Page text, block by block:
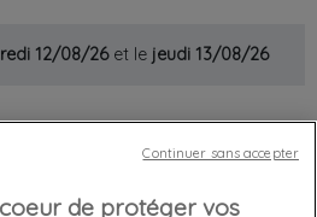
12/08/26et le jeudi 13/08/26
de protéger vos
Continuer sans accepter